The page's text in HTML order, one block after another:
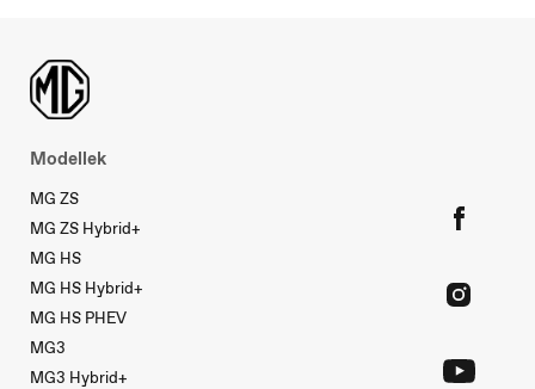
Norge
Deutsch
Modellek
MG ZS
MG ZS Hybrid+
MG HS
MG HS Hybrid+
MG HS PHEV
MG3
MG3 Hybrid+